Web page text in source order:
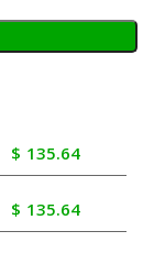
$ 135.64
$ 135.64